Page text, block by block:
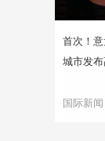
首次！
城市发
国际新闻